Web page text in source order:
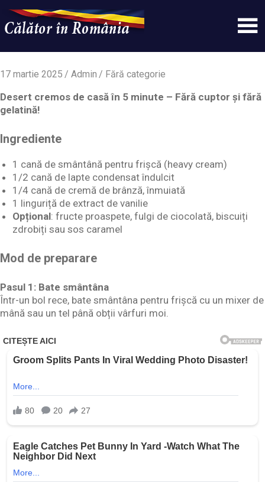
content
Calatorinromania
simplu
WordPress
17 martie 2025 Admin Fără categorie
Desert cremos de casă în 5 minute – Fără cuptor și fără
gelatină!
Ingrediente
1 cană de smântână pentru frișcă (heavy cream)
1/2 cană de lapte condensat îndulcit
1/4 cană de cremă de brânză, înmuiată
1 linguriță de extract de vanilie
Opțional: fructe proaspete, fulgi de ciocolată, biscuiți
zdrobiți sau sos caramel
Mod de preparare
Pasul 1: Bate smântâna
Într-un bol rece, bate smântâna pentru frișcă cu un mixer de
mână sau un tel până obții vârfuri moi.